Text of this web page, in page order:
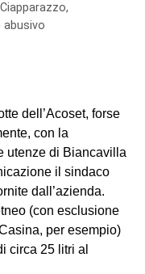
dell’Acoset, forse
con la
utenze di Biancavilla
il sindaco
dall’azienda.
(con esclusione
per esempio)
circa 25 litri al